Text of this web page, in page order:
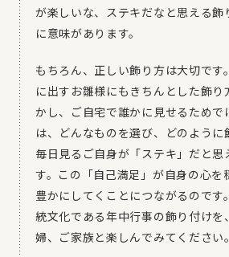
が楽しいな、ステキだなと思える飾
に意味があります。
もちろん、正しい飾り方は大切です
に出すお雛様にもきちんとした飾り
かし、ご自宅で誰かに見せるためで
は、どんなものを選び、どのように
毎日見るご自身が「ステキ」だと思
す。この「自己満足」が自身の心を
豊かにしてくことにつながるのです
統文化である年中行事の飾り付けを
婦、ご家族と楽しんでみてください。